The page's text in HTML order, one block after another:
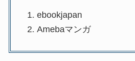
ebookjapan
Amebaマンガ